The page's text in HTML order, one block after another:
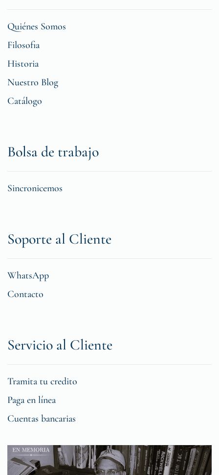
Quiénes Somos
Filosofia
Historia
Nuestro Blog
Catálogo
Bolsa de trabajo
Sincronicemos
Soporte al Cliente
WhatsApp
Contacto
Servicio al Cliente
Tramita tu credito
Paga en línea
Cuentas bancarias